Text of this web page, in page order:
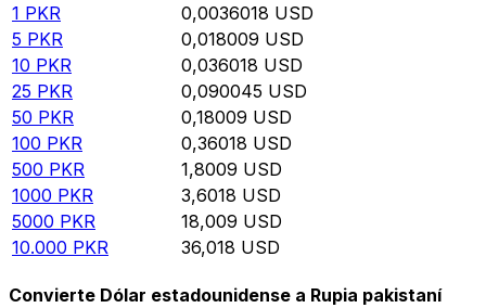
1 PKR 0,0036018 USD
5 PKR 0,018009 USD
10 PKR 0,036018 USD
25 PKR 0,090045 USD
50 PKR 0,18009 USD
100 PKR 0,36018 USD
500 PKR 1,8009 USD
1000 PKR 3,6018 USD
5000 PKR 18,009 USD
10.000 PKR 36,018 USD
Convierte Dólar estadounidense a Rupia pakistaní